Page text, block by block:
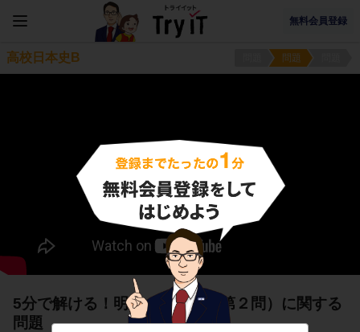
無料会員登録
高校日本史B 問題
5分で解ける！明治の思想３（第２問）に関する
問題